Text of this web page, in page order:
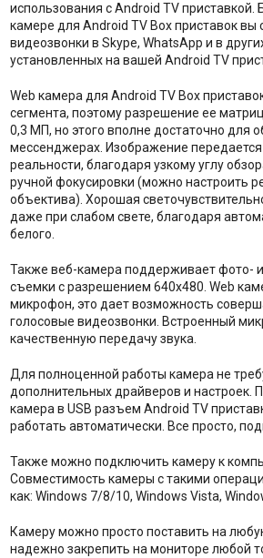
использования с Android TV приставкой.
камере для Android TV Box приставок
видеозвонки в Skype, WhatsApp и в
установленных на вашей Android TV
Web камера для Android TV Box
сегмента, поэтому разрешение ее
0,3 МП, но этого вполне достаточно для
мессенджерах. Изображение передается
реальности, благодаря узкому углу
ручной фокусировки (можно настроить
объектива). Хорошая
даже при слабом свете, благодаря
белого.
Также веб-камера поддерживает фото-
съемки с разрешением 640x480. Web
микрофон, это дает возможность
голосовые видеозвонки. Встроенный
качественную передачу звука.
Для полноценной работы камера не
дополнительных драйверов и настроек.
камера в USB разъем Android TV
работать автоматически. Все просто,
Также можно подключить камеру к
Совместимость камеры с такими
как: Windows 7/8/10, Windows Vista,
Камеру можно просто поставить на
надежно закрепить на мониторе любой